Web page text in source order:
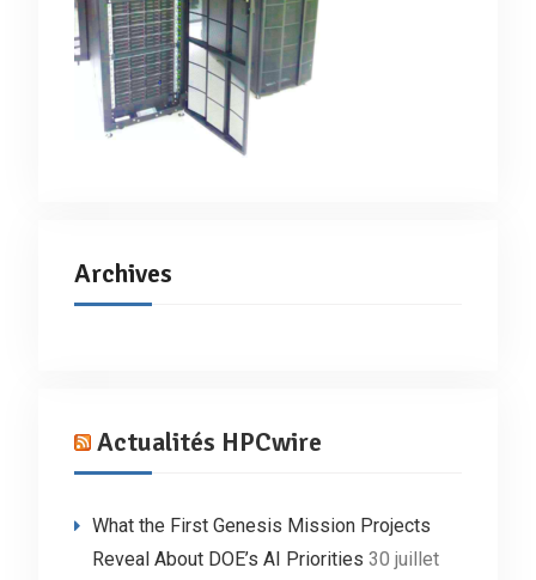
Archives
Actualités HPCwire
What the First Genesis Mission Projects
Reveal About DOE’s AI Priorities 30 juillet